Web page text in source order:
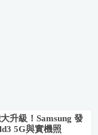
升級！Samsung 發
5G與實機照